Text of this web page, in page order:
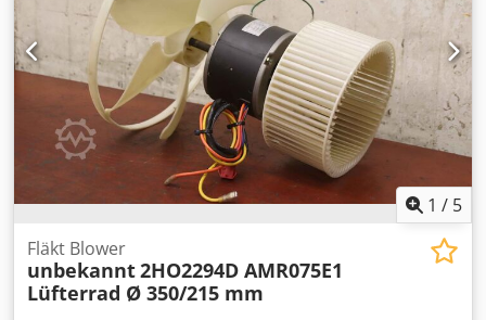
1 / 5
Fläkt Blower
unbekannt2HO2294D AMR075E1
Lüfterrad Ø 350/215 mm